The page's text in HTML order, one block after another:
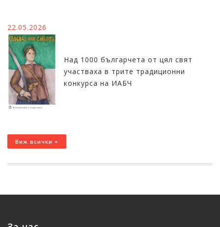
22.05.2026
Над 1000 българчета от цял свят
участваха в трите традиционни
конкурса на ИАБЧ
Виж всички +